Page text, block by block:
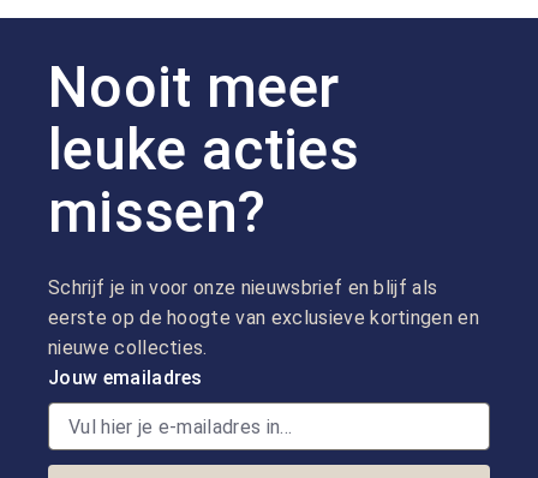
Nooit meer
leuke acties
missen?
Schrijf je in voor onze nieuwsbrief en blijf als
eerste op de hoogte van exclusieve kortingen en
nieuwe collecties.
Jouw emailadres